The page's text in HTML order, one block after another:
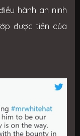
hành an ninh
được tiền của